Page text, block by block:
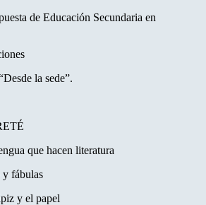
de Educación Secundaria en
la sede”.
que hacen literatura
y fábulas
y el papel